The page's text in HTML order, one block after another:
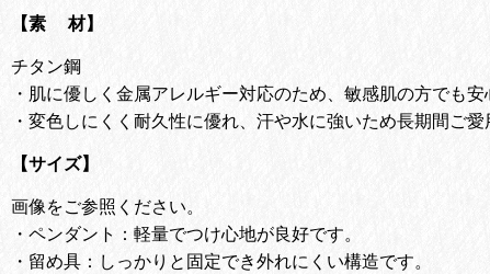
【素 材】
チタン鋼
・肌に優しく金属アレルギー対応のため、敏感肌の方でも安
・変色しにくく耐久性に優れ、汗や水に強いため長期間ご愛
【サイズ】
画像をご参照ください。
・ペンダント：軽量でつけ心地が良好です。
・留め具：しっかりと固定でき外れにくい構造です。